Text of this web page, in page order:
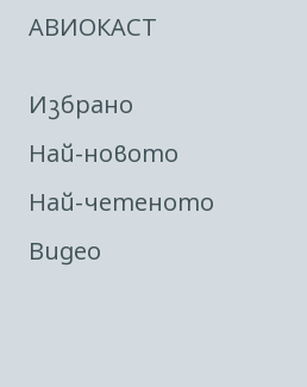
АВИОКАСТ
Избрано
Най-новото
Най-четеното
Видео